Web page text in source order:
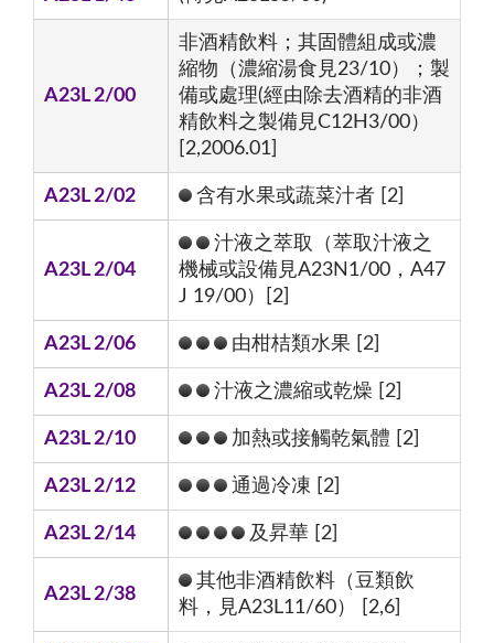
A23L 2/00
非酒精飲料；其固體組成或濃
縮物（濃縮湯食見23/10）；製
備或處理(經由除去酒精的非酒
精飲料之製備見C12H3/00）
[2,2006.01]
A23L 2/02 含有水果或蔬菜汁者 [2]
A23L 2/04
汁液之萃取（萃取汁液之
機械或設備見A23N1/00，A47
J 19/00）[2]
A23L 2/06 由柑桔類水果 [2]
A23L 2/08 汁液之濃縮或乾燥 [2]
A23L 2/10 加熱或接觸乾氣體 [2]
A23L 2/12 通過冷凍 [2]
A23L 2/14 及昇華 [2]
A23L 2/38
其他非酒精飲料（豆類飲
料，見A23L11/60） [2,6]